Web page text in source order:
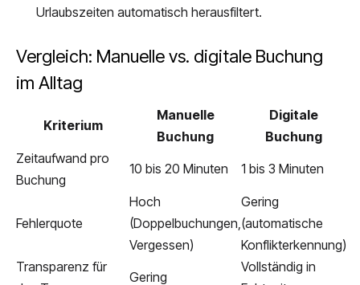
Urlaubszeiten automatisch herausfiltert.
Vergleich: Manuelle vs. digitale Buchung
im Alltag
Kriterium
Manuelle
Buchung
Digitale
Buchung
Zeitaufwand pro
Buchung
10 bis 20 Minuten 1 bis 3 Minuten
Fehlerquote
Hoch
(Doppelbuchungen,
Vergessen)
Gering
(automatische
Konflikterkennung)
Transparenz für
Gering
Vollständig in